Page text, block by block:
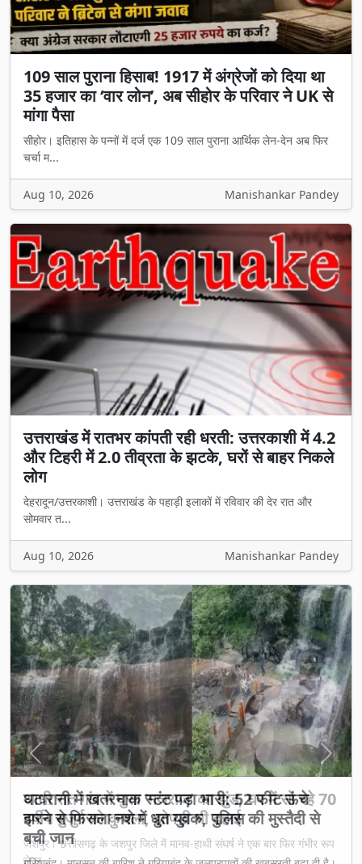
109 साल पुराना हिसाब! 1917 में अंग्रेजों को दिया था
35 हजार का ‘वार लोन’, अब सीहोर के परिवार ने UK से
मांगा पैसा
सीहोर। इतिहास के पन्नों में दर्ज एक 109 साल पुराना आर्थिक लेन-देन अब फिर
चर्चा म...
Aug 10, 2026 Manishankar Pandey
उत्तराखंड में रातभर कांपती रही धरती: उत्तरकाशी में 4.2
और टिहरी में 2.0 तीव्रता के झटके, घरों से बाहर निकले
लोग
देहरादून/उत्तरकाशी। उत्तराखंड के पहाड़ी इलाकों में रविवार की देर रात और
सोमवार त...
Aug 10, 2026 Manishankar Pandey
घटारानी में खतरनाक स्टंट पड़ा भारी: 52 फीट ऊंचे
झरने से फिसला नशे में धुत युवक, पुलिस की मुस्तैदी से
बची जान
Previous Next